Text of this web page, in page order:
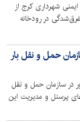
شهرداری کرج از
ساله بر اثر غرق‌شدگی در رودخانه
حمل و نقل بار
در سازمان حمل و نقل
پرسنل و مدیریت این
رهبر شهید تشکر کرد.